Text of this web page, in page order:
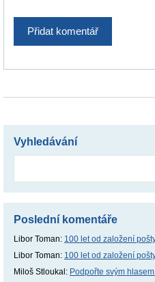
Vyhledávání
Poslední komentáře
Libor Toman: 100 let od založení
Libor Toman: 100 let od založení
Miloš Stloukal: Podpořte svým